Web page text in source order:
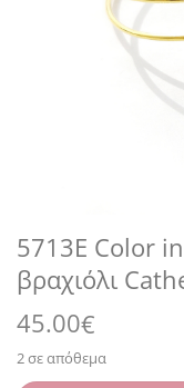
5713E Color
βραχιόλι
45.00€
2 σε απόθεμα